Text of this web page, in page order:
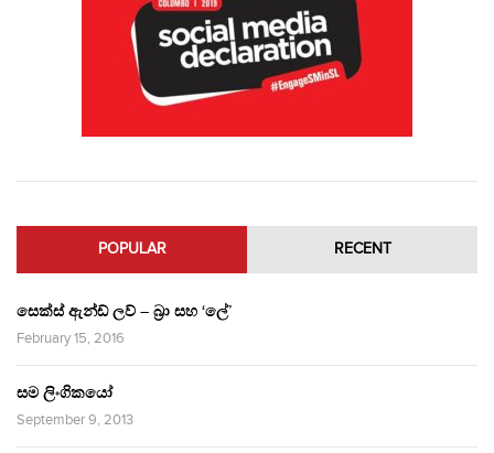
POPULAR RECENT
සෙක්ස් ඇන්ඩ් ලව් – බ්‍රා සහ ‘ලේ’
February 15, 2016
සම ලිංගිකයෝ
September 9, 2013